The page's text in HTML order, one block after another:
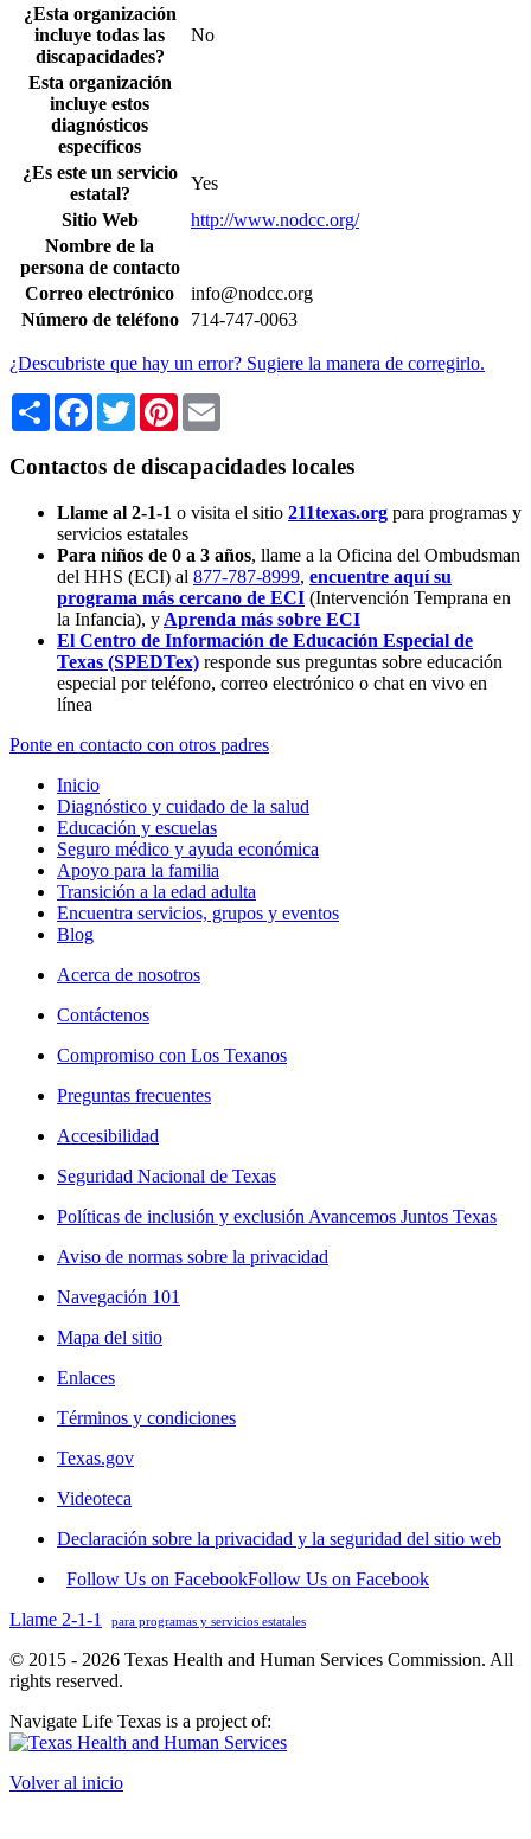
¿Esta organización
incluye todas las
discapacidades?
No
Esta organización
incluye estos
diagnósticos
específicos
¿Es este un servicio
estatal?
Yes
Sitio Web
http://www.nodcc.org/
Nombre de la
persona de contacto
Correo electrónico
info@nodcc.org
Número de teléfono
714-747-0063
¿Descubriste que hay un error? Sugiere la manera de corregirlo.
Share Facebook
TwitterPinterest
Contactos de discapacidades locales
Llame al 2-1-1 o visita el sitio 211texas.org para programas y
servicios estatales
Para niños de 0 a 3 años, llame a la Oficina del Ombudsman
del HHS (ECI) al 877-787-8999, encuentre aquí su
programa más cercano de ECI (Intervención Temprana en
la Infancia), y Aprenda más sobre ECI
El Centro de Información de Educación Especial de
Texas (SPEDTex) responde sus preguntas sobre educación
especial por teléfono, correo electrónico o chat en vivo en
línea
Ponte en contacto con otros padres
Inicio
Diagnóstico y cuidado de la salud
Educación y escuelas
Seguro médico y ayuda económica
Apoyo para la familia
Transición a la edad adulta
Encuentra servicios, grupos y eventos
Blog
Acerca de nosotros
Contáctenos
Compromiso con Los Texanos
Preguntas frecuentes
Accesibilidad
Seguridad Nacional de Texas
Políticas de inclusión y exclusión Avancemos Juntos Texas
Aviso de normas sobre la privacidad
Navegación 101
Mapa del sitio
Enlaces
Términos y condiciones
Texas.gov
Videoteca
Declaración sobre la privacidad y la seguridad del sitio web
Follow Us on FacebookFollow Us on Facebook
Llame 2-1-1
para programas y servicios estatales
© 2015 - 2026 Texas Health and Human Services Commission. All
rights reserved.
Navigate Life Texas is a project of:
Volver al inicio